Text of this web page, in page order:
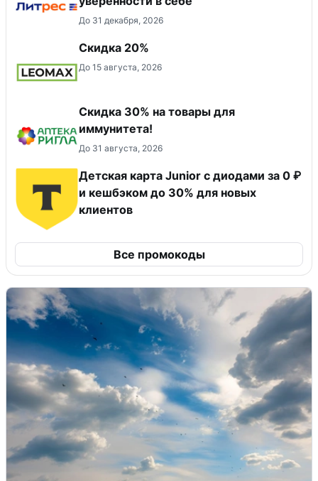
До 31 декабря, 2026
Скидка 20%
До 15 августа, 2026
Скидка 30% на товары для
иммунитета!
До 31 августа, 2026
Детская карта Junior с диодами за 0 ₽
и кешбэком до 30% для новых
клиентов
Все промокоды